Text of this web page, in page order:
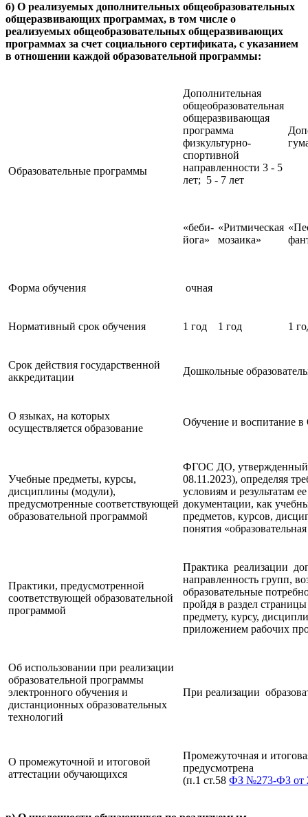
б) О реализуемых дополнительных общеобразовательных
общеразвивающих программах, в том числе о
реализуемых общеобразовательных общеразвивающих
программах за счет социального сертификата, с указанием
в отношении каждой образовательной программы:
Образовательные программы
Дополнительная
общеобразовательная
общеразвивающая
программа
физкультурно-
спортивной
направленности 3 - 5
лет; 5 - 7 лет
«беби-
йога»
«Ритмическая
мозаика»
Форма обучения очная
Нормативный срок обучения 1 год 1 год 1
Срок действия государственной
аккредитации
Дошкольные
О языках, на которых
осуществляется образование
Обучение и воспитание в
Учебные предметы, курсы,
дисциплины (модули),
предусмотренные соответствующей
образовательной программой
ФГОС ДО, утвержденный
08.11.2023), определяя
условиям и результатам
документации, как
предметов, курсов,
понятия
Практики, предусмотренной
соответствующей образовательной
программой
Практика реализации
направленность групп,
образовательные
пройдя в раздел
предмету, курсу,
приложением рабочих
Об использовании при реализации
образовательной программы
электронного обучения и
дистанционных образовательных
технологий
При реализации
О промежуточной и итоговой
аттестации обучающихся
Промежуточная и
предусмотрена
(п.1 ст.58 ФЗ №273-ФЗ от